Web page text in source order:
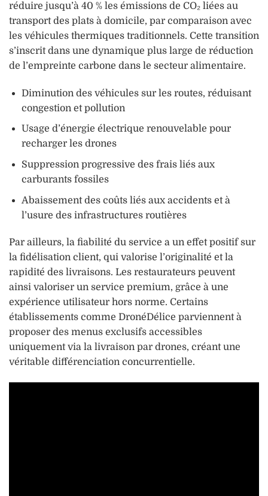
réduire jusqu’à 40 % les émissions de CO₂ liées au
transport des plats à domicile, par comparaison avec
les véhicules thermiques traditionnels. Cette transition
s’inscrit dans une dynamique plus large de réduction
de l’empreinte carbone dans le secteur alimentaire.
Diminution des véhicules sur les routes, réduisant
congestion et pollution
Usage d’énergie électrique renouvelable pour
recharger les drones
Suppression progressive des frais liés aux
carburants fossiles
Abaissement des coûts liés aux accidents et à
l’usure des infrastructures routières
Par ailleurs, la fiabilité du service a un effet positif sur
la fidélisation client, qui valorise l’originalité et la
rapidité des livraisons. Les restaurateurs peuvent
ainsi valoriser un service premium, grâce à une
expérience utilisateur hors norme. Certains
établissements comme DronéDélice parviennent à
proposer des menus exclusifs accessibles
uniquement via la livraison par drones, créant une
véritable différenciation concurrentielle.